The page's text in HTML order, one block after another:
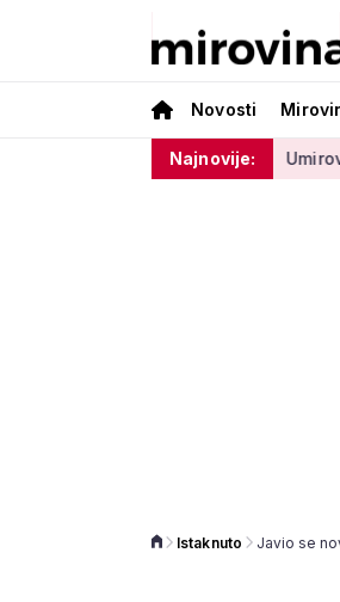
Novosti
Najnovije:
Umirovljenica
Istaknuto